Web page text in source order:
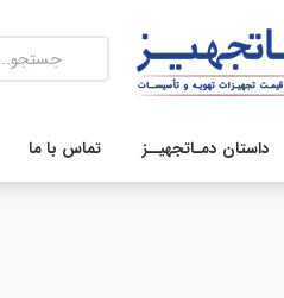
داستان دمـاتجهیــز تماس با ما